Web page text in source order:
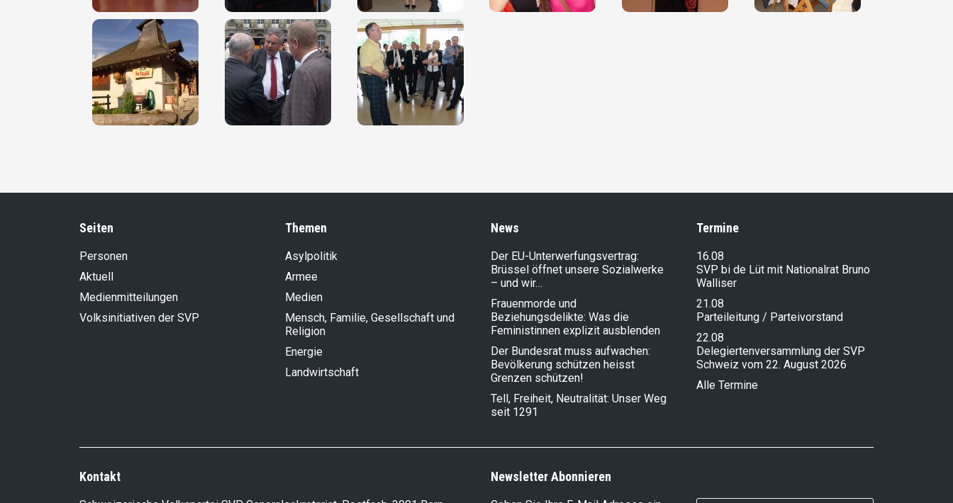
Seiten
Personen
Aktuell
Medienmitteilungen
Volksinitiativen der SVP
Themen
Asylpolitik
Armee
Medien
Mensch, Familie, Gesellschaft und
Religion
Energie
Landwirt­schaft
News
Der EU-Unterwerfungsvertrag:
Brüssel öffnet unsere Sozialwerke
– und wir…
Frauenmorde und
Beziehungsdelikte: Was die
Feministinnen explizit ausblenden
Der Bundesrat muss aufwachen:
Bevölkerung schützen heisst
Grenzen schützen!
Tell, Freiheit, Neutralität: Unser Weg
seit 1291
Termine
16.08
SVP bi de Lüt mit Nationalrat Bruno
Walliser
21.08
Parteileitung / Parteivorstand
22.08
Delegiertenversammlung der SVP
Schweiz vom 22. August 2026
Alle Termine
Kontakt Newsletter Abonnieren